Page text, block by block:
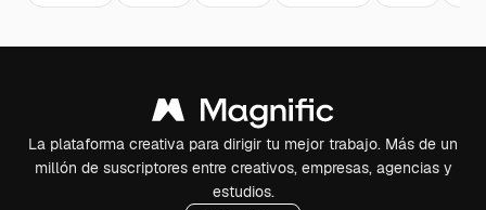
La plataforma creativa para dirigir tu mejor trabajo. Más de un
millón de suscriptores entre creativos, empresas, agencias y
estudios.